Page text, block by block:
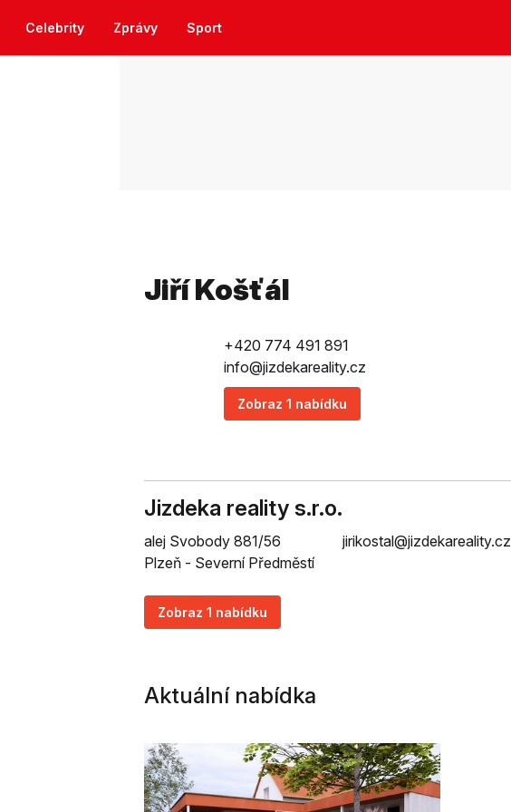
Celebrity Zprávy Sport
Jiří Košťál
+420 774 491 891
info@jizdekareality.cz
Zobraz 1 nabídku
Jizdeka reality s.r.o.
alej Svobody 881/56
Plzeň - Severní Předměstí
Zobraz 1 nabídku
jirikostal@jizdekareality.cz
Aktuální nabídka